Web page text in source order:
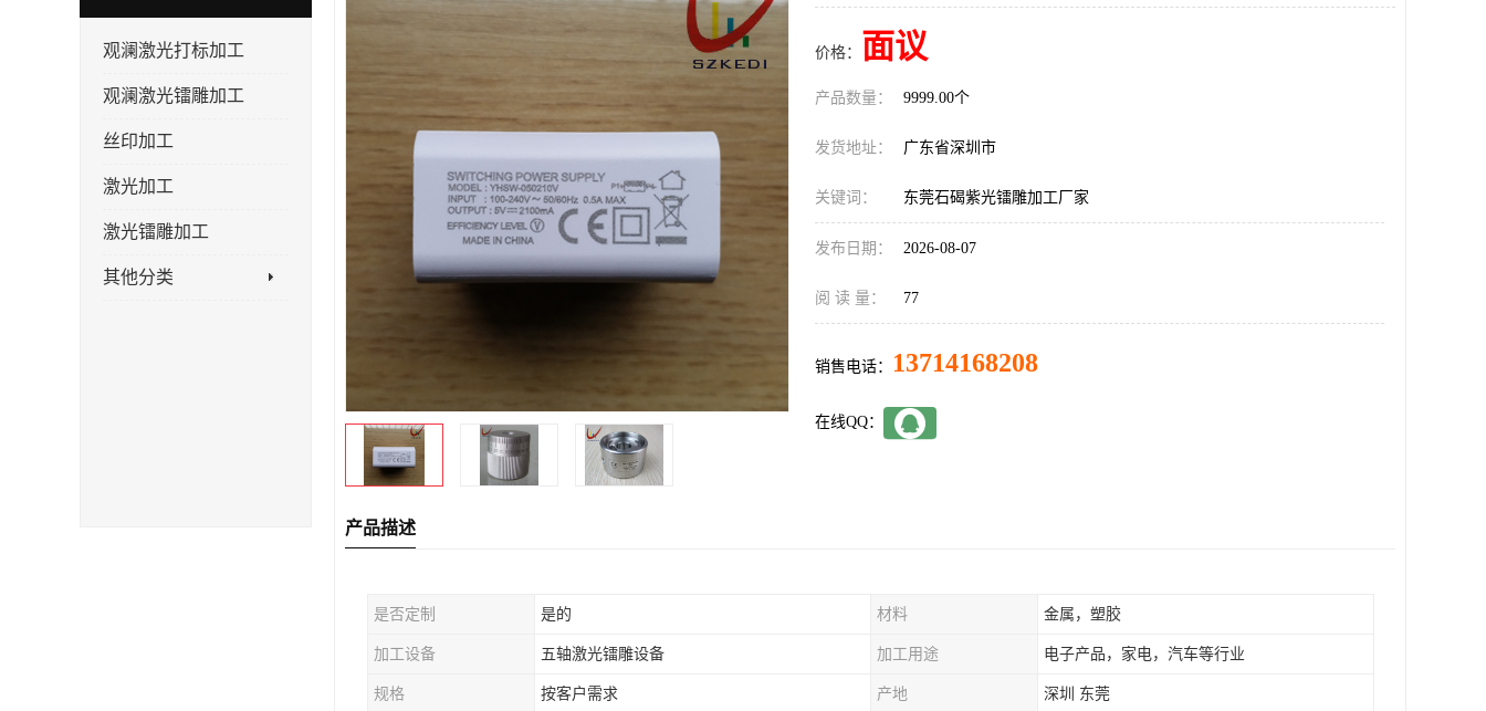
观澜激光打标加工
观澜激光镭雕加工
丝印加工
激光加工
激光镭雕加工
其他分类
价格： 面议
产品数量： 9999.00个
发货地址： 广东省深圳市
关键词： 东莞石碣紫光镭雕加工厂家
发布日期： 2026-08-07
阅 读 量： 77
销售电话： 13714168208
在线QQ：
产品描述
是否定制 是的 材料 金属，塑胶
加工设备 五轴激光镭雕设备 加工用途 电子产品，家电，汽车等行业
规格 按客户需求 产地 深圳 东莞